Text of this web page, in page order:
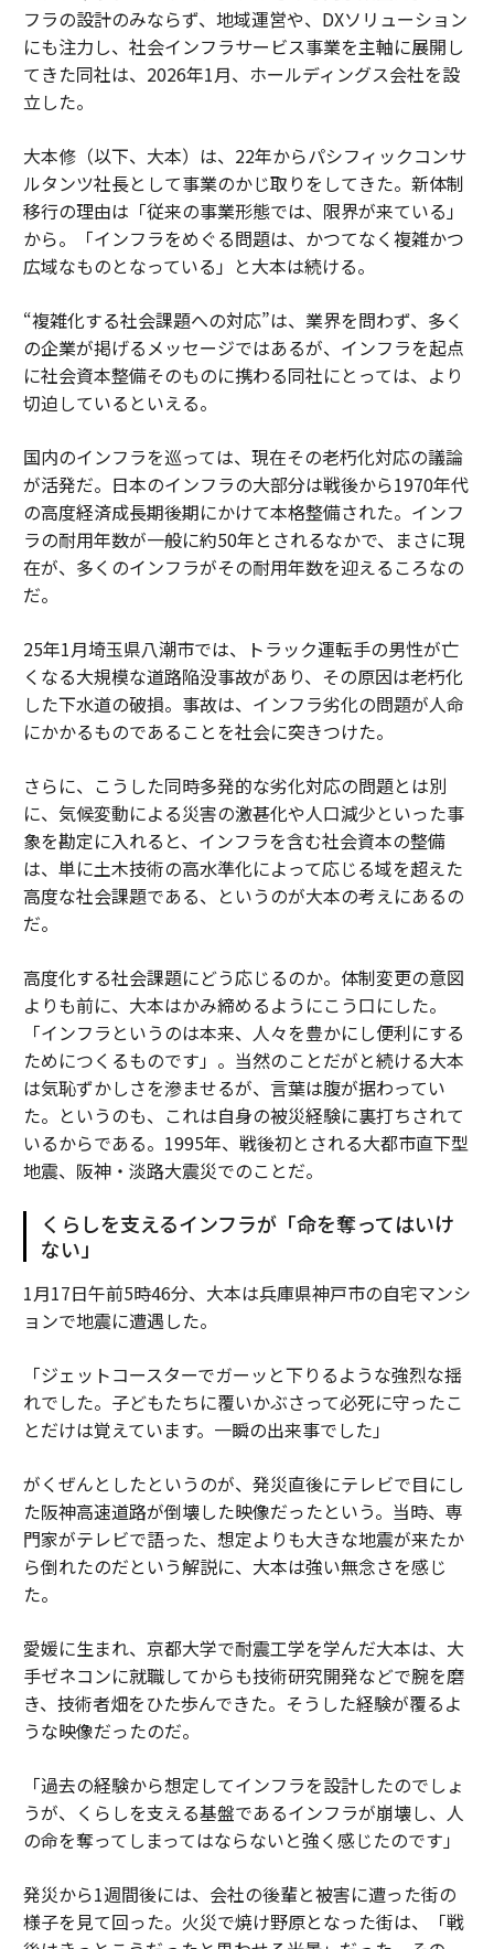
フラの設計のみならず、地域運営や、DXソリューション
にも注力し、社会インフラサービス事業を主軸に展開し
てきた同社は、2026年1月、ホールディングス会社を設
立した。
大本修（以下、大本）は、22年からパシフィックコンサ
ルタンツ社長として事業のかじ取りをしてきた。新体制
移行の理由は「従来の事業形態では、限界が来ている」
から。「インフラをめぐる問題は、かつてなく複雑かつ
広域なものとなっている」と大本は続ける。
“複雑化する社会課題への対応”は、業界を問わず、多く
の企業が掲げるメッセージではあるが、インフラを起点
に社会資本整備そのものに携わる同社にとっては、より
切迫しているといえる。
国内のインフラを巡っては、現在その老朽化対応の議論
が活発だ。日本のインフラの大部分は戦後から1970年代
の高度経済成長期後期にかけて本格整備された。インフ
ラの耐用年数が一般に約50年とされるなかで、まさに現
在が、多くのインフラがその耐用年数を迎えるころなの
だ。
25年1月埼玉県八潮市では、トラック運転手の男性が亡
くなる大規模な道路陥没事故があり、その原因は老朽化
した下水道の破損。事故は、インフラ劣化の問題が人命
にかかるものであることを社会に突きつけた。
さらに、こうした同時多発的な劣化対応の問題とは別
に、気候変動による災害の激甚化や人口減少といった事
象を勘定に入れると、インフラを含む社会資本の整備
は、単に土木技術の高水準化によって応じる域を超えた
高度な社会課題である、というのが大本の考えにあるの
だ。
高度化する社会課題にどう応じるのか。体制変更の意図
よりも前に、大本はかみ締めるようにこう口にした。
「インフラというのは本来、人々を豊かにし便利にする
ためにつくるものです」。当然のことだがと続ける大本
は気恥ずかしさを滲ませるが、言葉は腹が据わってい
た。というのも、これは自身の被災経験に裏打ちされて
いるからである。1995年、戦後初とされる大都市直下型
地震、阪神・淡路大震災でのことだ。
くらしを支えるインフラが「命を奪ってはいけ
ない」
1月17日午前5時46分、大本は兵庫県神戸市の自宅マンシ
ョンで地震に遭遇した。
「ジェットコースターでガーッと下りるような強烈な揺
れでした。子どもたちに覆いかぶさって必死に守ったこ
とだけは覚えています。一瞬の出来事でした」
がくぜんとしたというのが、発災直後にテレビで目にし
た阪神高速道路が倒壊した映像だったという。当時、専
門家がテレビで語った、想定よりも大きな地震が来たか
ら倒れたのだという解説に、大本は強い無念さを感じ
た。
愛媛に生まれ、京都大学で耐震工学を学んだ大本は、大
手ゼネコンに就職してからも技術研究開発などで腕を磨
き、技術者畑をひた歩んできた。そうした経験が覆るよ
うな映像だったのだ。
「過去の経験から想定してインフラを設計したのでしょ
うが、くらしを支える基盤であるインフラが崩壊し、人
の命を奪ってしまってはならないと強く感じたのです」
発災から1週間後には、会社の後輩と被害に遭った街の
様子を見て回った。火災で焼け野原となった街は、「戦